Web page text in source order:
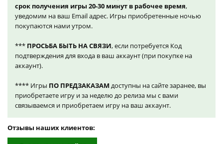
срок получения игры 20-30 минут в рабочее время,
уведомим на ваш Email адрес. Игры приобретенные ночью
покупаются нами утром.
*** ПРОСЬБА БЫТЬ НА СВЯЗИ, если потребуется Код
подтверждения для входа в ваш аккаунт (при покупке на
аккаунт).
**** Игры ПО ПРЕДЗАКАЗАМ доступны на сайте заранее, вы
приобретаете игру и за неделю до релиза мы с вами
связываемся и приобретаем игру на ваш аккаунт.
Отзывы наших клиентов: